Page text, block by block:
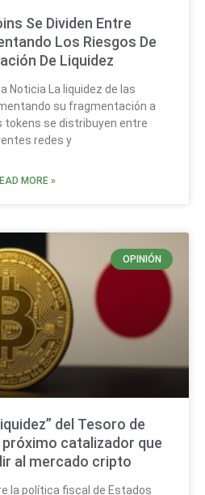
Se Dividen Entre
Los Riesgos De
De Liquidez
Noticia La liquidez de las
su fragmentación a
tokens se distribuyen entre
redes y
MORE »
OPINIÓN
del Tesoro de
próximo catalizador que
al mercado cripto
la política fiscal de Estados